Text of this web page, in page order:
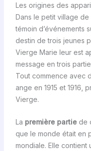
Les origines des
Dans le petit village de
témoin d’événements
destin de trois jeunes
Vierge Marie leur est
message en trois
Tout commence avec
ange en 1915 et 1916,
Vierge.
La première partiede
que le monde était en
mondiale. Elle contient